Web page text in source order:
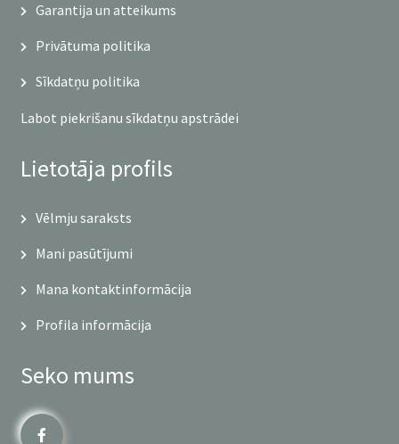
Garantija un atteikums
Privātuma politika
Sīkdatņu politika
Labot piekrišanu sīkdatņu apstrādei
Lietotāja profils
Vēlmju saraksts
Mani pasūtījumi
Mana kontaktinformācija
Profila informācija
Seko mums